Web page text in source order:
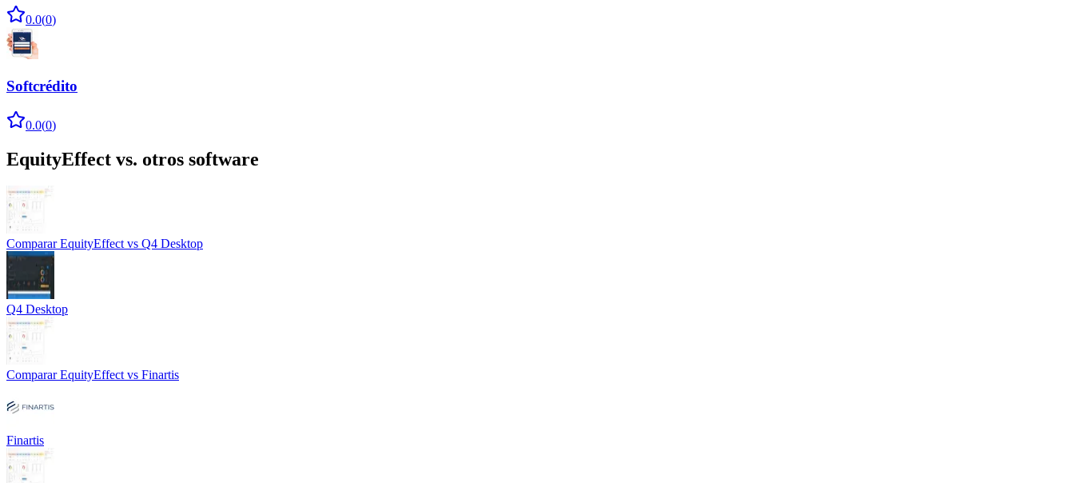
0.0(0)
Softcrédito
0.0(0)
EquityEffect vs. otros software
Comparar EquityEffectvs Q4 Desktop
Q4 Desktop
Comparar EquityEffectvs Finartis
Finartis